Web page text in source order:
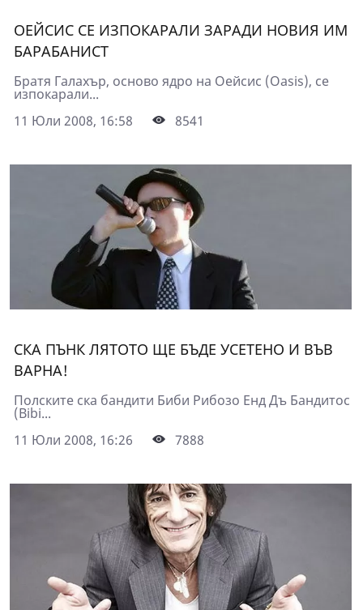
ОЕЙСИС СЕ ИЗПОКАРАЛИ ЗАРАДИ НОВИЯ ИМ
БАРАБАНИСТ
Братя Галахър, осново ядро на Оейсис (Oasis), се
изпокарали...
11 Юли 2008, 16:58
8541
СКА ПЪНК ЛЯТОТО ЩЕ БЪДЕ УСЕТЕНО И ВЪВ
ВАРНА!
Полските ска бандити Биби Рибозо Енд Дъ Бандитос
(Bibi...
11 Юли 2008, 16:26
7888